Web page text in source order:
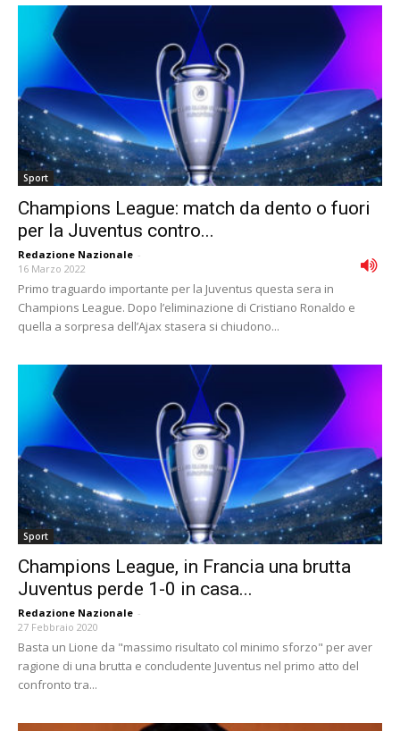
Sport
Champions League: match da dento o fuori
per la Juventus contro...
Redazione Nazionale -
16 Marzo 2022
Primo traguardo importante per la Juventus questa sera in
Champions League. Dopo l’eliminazione di Cristiano Ronaldo e
quella a sorpresa dell’Ajax stasera si chiudono...
Sport
Champions League, in Francia una brutta
Juventus perde 1-0 in casa...
Redazione Nazionale -
27 Febbraio 2020
Basta un Lione da "massimo risultato col minimo sforzo" per aver
ragione di una brutta e concludente Juventus nel primo atto del
confronto tra...